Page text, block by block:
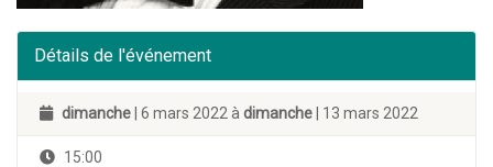
Détails de l'événement
dimanche | 6 mars 2022 à dimanche | 13 mars 2022
15:00